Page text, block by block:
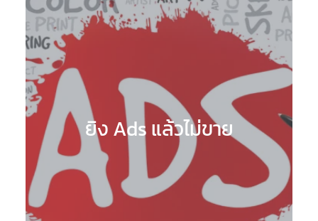
ยิง Ads แล้วไม่ขาย